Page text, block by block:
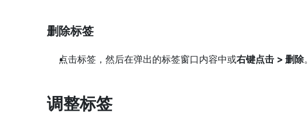
删除标签
点击标签，然后在弹出的标签窗口内容中或右键点击 > 删除。
调整标签